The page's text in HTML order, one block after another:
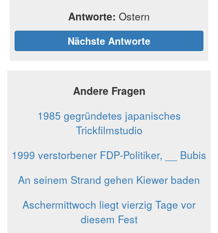
Antworte: Ostern
Nächste Antworte
Andere Fragen
1985 gegründetes japanisches
Trickfilmstudio
1999 verstorbener FDP-Politiker, __ Bubis
An seinem Strand gehen Kiewer baden
Aschermittwoch liegt vierzig Tage vor
diesem Fest